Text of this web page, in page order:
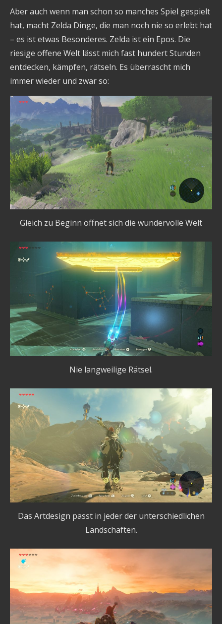
Aber auch wenn man schon so manches Spiel gespielt
hat, macht Zelda Dinge, die man noch nie so erlebt hat
– es ist etwas Besonderes. Zelda ist ein Epos. Die
riesige offene Welt lässt mich fast hundert Stunden
entdecken, kämpfen, rätseln. Es überrascht mich
immer wieder und zwar so:
Gleich zu Beginn öffnet sich die wundervolle Welt
Nie langweilige Rätsel.
Das Artdesign passt in jeder der unterschiedlichen
Landschaften.